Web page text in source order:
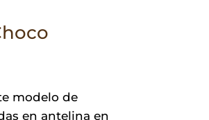
modelo de
en antelina en